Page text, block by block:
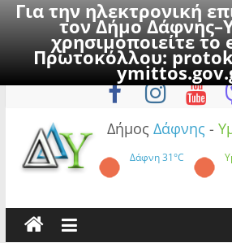
Για την ηλεκτρονική
τον Δήμο
χρησιμοποιείτε το
Πρωτοκόλλου:
to
Κυριακή, 9
Δήμος Δάφνης -
Δάφνη31°C